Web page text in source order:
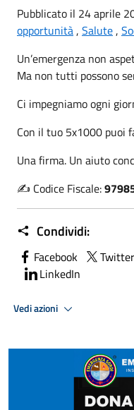
Pubblicato il 24 aprile
opportunità, Salute,
Un’emergenza non
Ma non tutti possono
Ci impegniamo ogni
Con il tuo 5x1000 puoi
Una firma. Un aiuto
✍️ Codice Fiscale:
Condividi:
Facebook Twitter
LinkedIn
Vedi azioni